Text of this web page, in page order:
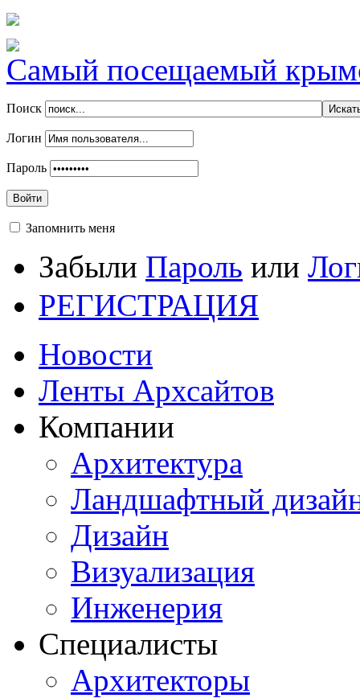
Самый посещаемый
Поиск
Логин
Пароль
Войти
Запомнить меня
Забыли Пароль или
РЕГИСТРАЦИЯ
Новости
Ленты Архсайтов
Компании
Архитектура
Ландшафтный
Дизайн
Визуализация
Инженерия
Специалисты
Архитекторы